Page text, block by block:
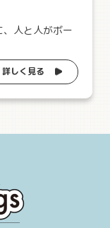
人と人がボー
詳しく見る